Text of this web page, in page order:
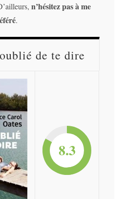
n’hésitez pas à me
.
de te dire
8.3